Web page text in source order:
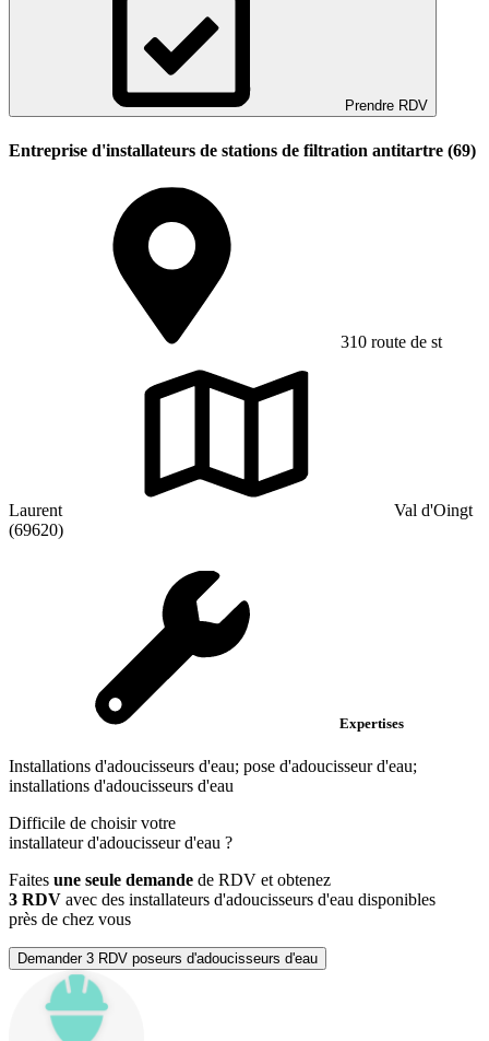
Prendre RDV
Entreprise d'installateurs de stations de filtration antitartre (69)
310 route de st
Laurent
Val d'Oingt
(69620)
Expertises
Installations d'adoucisseurs d'eau; pose d'adoucisseur d'eau;
installations d'adoucisseurs d'eau
Difficile de choisir votre
installateur d'adoucisseur d'eau ?
Faites une seule demande de RDV et obtenez
3 RDV avec des installateurs d'adoucisseurs d'eau disponibles
près de chez vous
Demander 3 RDV poseurs d'adoucisseurs d'eau